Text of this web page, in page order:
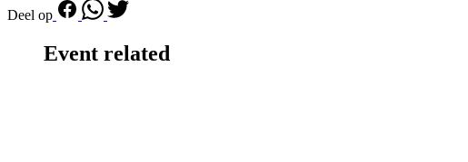
Deel op
Event related